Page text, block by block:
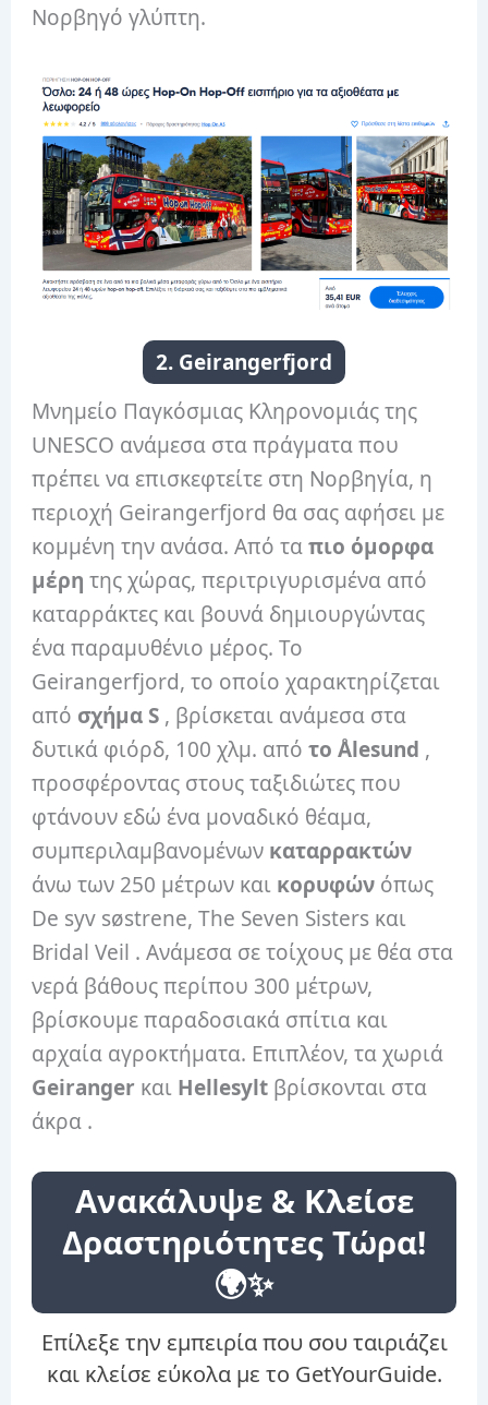
Νορβηγό γλύπτη.
2. Geirangerfjord
Μνημείο Παγκόσμιας Κληρονομιάς της
UNESCO ανάμεσα στα πράγματα που
πρέπει να επισκεφτείτε στη Νορβηγία, η
περιοχή Geirangerfjord θα σας αφήσει με
κομμένη την ανάσα. Από ταπιο όμορφα
μέρη της χώρας, περιτριγυρισμένα από
καταρράκτες και βουνά δημιουργώντας
ένα παραμυθένιο μέρος. Το
Geirangerfjord, το οποίο χαρακτηρίζεται
από σχήμα S , βρίσκεται ανάμεσα στα
δυτικά φιόρδ, 100 χλμ. απότο Ålesund ,
προσφέροντας στους ταξιδιώτες που
φτάνουν εδώ ένα μοναδικό θέαμα,
συμπεριλαμβανομένων καταρρακτών
άνω των 250 μέτρων και κορυφών όπως
De syv søstrene, The Seven Sisters και
Bridal Veil . Ανάμεσα σε τοίχους με θέα στα
νερά βάθους περίπου 300 μέτρων,
βρίσκουμε παραδοσιακά σπίτια και
αρχαία αγροκτήματα. Επιπλέον, τα χωριά
Geiranger και Hellesylt βρίσκονται στα
άκρα .
Ανακάλυψε & Κλείσε
Δραστηριότητες Τώρα!
🌍✨
Επίλεξε την εμπειρία που σου ταιριάζει
και κλείσε εύκολα με το GetYourGuide.